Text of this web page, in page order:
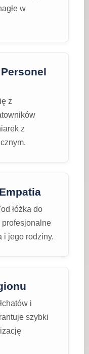
w
z
z
łóżka do
profesjonalne
i jego rodziny.
i
szybki